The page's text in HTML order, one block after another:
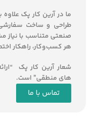
ما در آرین کار پک
طراحی و ساخت
صنعتی متناسب با نیاز
هر کسب‌وکار، راهکار
شعار آرین کار پک
های منطقی” است.
تماس با ما